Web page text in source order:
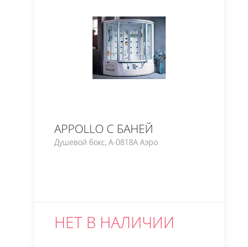
APPOLLO С БАНЕЙ
Душевой бокс, A-0818A Аэро
НЕТ В НАЛИЧИИ